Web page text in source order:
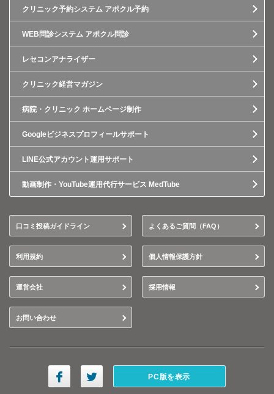
クリニック予約システム アポクル予約
WEB問診システム アポクル問診
レセコンアナライザー
クリニック経営マガジン
病院・クリニック ホームページ制作
Googleビジネスプロフィールサポート
LINE公式アカウント運用サポート
動画制作・YouTube運用代行サービス MedTube
口コミ投稿ガイドライン よくあるご質問（FAQ）
利用規約 個人情報保護方針
運営会社 採用情報
お問い合わせ
PC版を表示